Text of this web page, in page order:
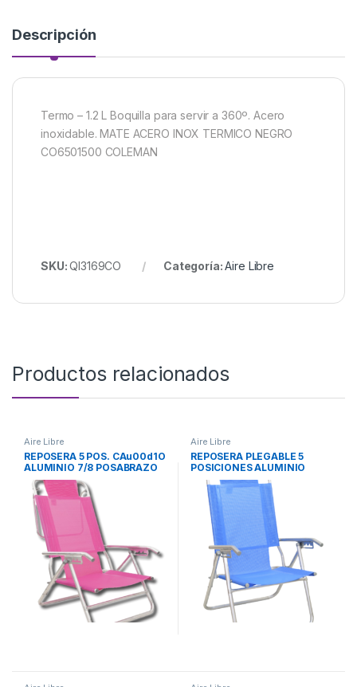
Descripción
Termo – 1.2 L Boquilla para servir a 360º. Acero
inoxidable. MATE ACERO INOX TERMICO NEGRO
CO6501500 COLEMAN
SKU:QI3169CO Categoría:Aire Libre
Productos relacionados
Aire Libre
REPOSERA 5 POS. CAu00d1O
ALUMINIO 7/8 POSABRAZO
CAu00d1O C/COVER
Aire Libre
REPOSERA PLEGABLE 5
POSICIONES ALUMINIO
80017 DESCANSAR